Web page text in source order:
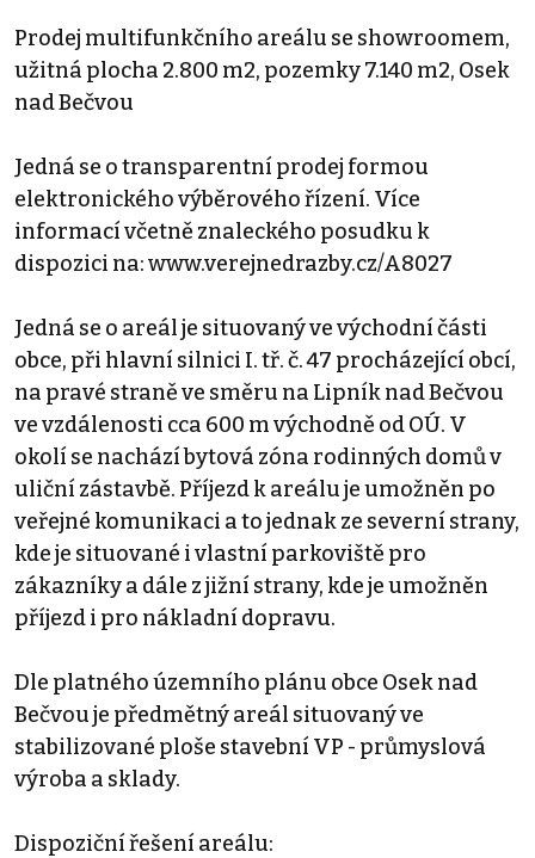
Prodej multifunkčního areálu se showroomem,
užitná plocha 2.800 m2, pozemky 7.140 m2, Osek
nad Bečvou
Jedná se o transparentní prodej formou
elektronického výběrového řízení. Více
informací včetně znaleckého posudku k
dispozici na: www.verejnedrazby.cz/A8027
Jedná se o areál je situovaný ve východní části
obce, při hlavní silnici I. tř. č. 47 procházející obcí,
na pravé straně ve směru na Lipník nad Bečvou
ve vzdálenosti cca 600 m východně od OÚ. V
okolí se nachází bytová zóna rodinných domů v
uliční zástavbě. Příjezd k areálu je umožněn po
veřejné komunikaci a to jednak ze severní strany,
kde je situované i vlastní parkoviště pro
zákazníky a dále z jižní strany, kde je umožněn
příjezd i pro nákladní dopravu.
Dle platného územního plánu obce Osek nad
Bečvou je předmětný areál situovaný ve
stabilizované ploše stavební VP - průmyslová
výroba a sklady.
Dispoziční řešení areálu: